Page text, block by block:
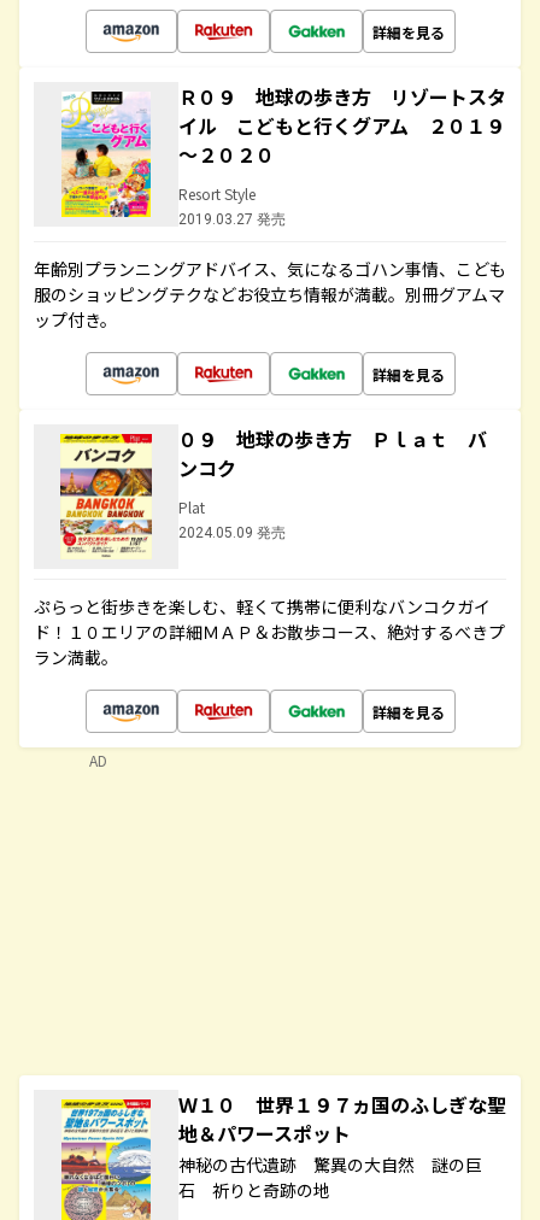
詳細を見る
Ｒ０９ 地球の歩き方 リゾートスタ
イル こどもと行くグアム ２０１９
～２０２０
Resort Style
2019.03.27 発売
年齢別プランニングアドバイス、気になるゴハン事情、こども
服のショッピングテクなどお役立ち情報が満載。別冊グアムマ
ップ付き。
詳細を見る
０９ 地球の歩き方 Ｐｌａｔ バ
ンコク
Plat
2024.05.09 発売
ぷらっと街歩きを楽しむ、軽くて携帯に便利なバンコクガイ
ド！１０エリアの詳細ＭＡＰ＆お散歩コース、絶対するべきプ
ラン満載。
詳細を見る
Ｗ１０ 世界１９７ヵ国のふしぎな聖
地＆パワースポット
神秘の古代遺跡 驚異の大自然 謎の巨
石 祈りと奇跡の地
AD